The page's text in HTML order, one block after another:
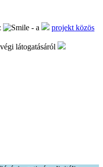
- a
projekt közös
látogatásáról